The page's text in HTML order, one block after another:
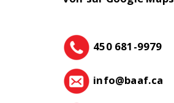
450 681-9979
info@baaf.ca